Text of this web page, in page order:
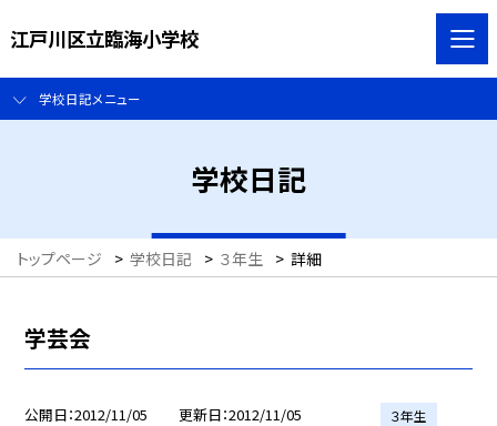
江戸川区立臨海小学校
学校日記メニュー
学校日記
トップページ > 学校日記 > ３年生 > 詳細
学芸会
公開日 2012/11/05 更新日 2012/11/05 ３年生